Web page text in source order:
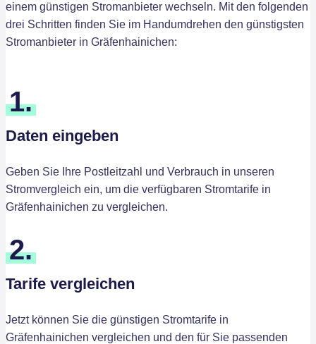
einem günstigen Stromanbieter wechseln. Mit den folgenden
drei Schritten finden Sie im Handumdrehen den günstigsten
Stromanbieter in Gräfenhainichen:
1.
Daten eingeben
Geben Sie Ihre Postleitzahl und Verbrauch in unseren
Stromvergleich ein, um die verfügbaren Stromtarife in
Gräfenhainichen zu vergleichen.
2.
Tarife vergleichen
Jetzt können Sie die günstigen Stromtarife in
Gräfenhainichen vergleichen und den für Sie passenden